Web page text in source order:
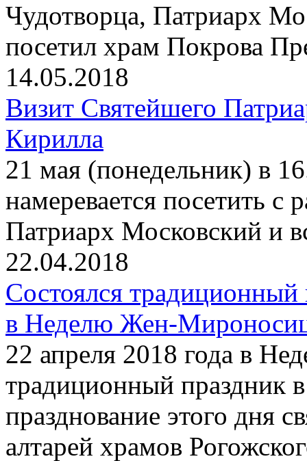
Чудотворца, Патриарх
посетил храм Покрова
14.05.2018
Визит Святейшего
Кирилла
21 мая (понедельник) в
намеревается посетить
Патриарх Московский и
22.04.2018
Состоялся традиционный
в Неделю Жен-
22 апреля 2018 года в
традиционный праздник
празднование этого дня
алтарей храмов